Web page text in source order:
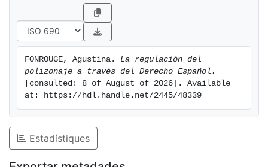
FONROUGE, Agustina. La regulación del
polizonaje a través del Derecho Español.
[consulted: 8 of August of 2026]. Available
at: https://hdl.handle.net/2445/48339
Estadístiques